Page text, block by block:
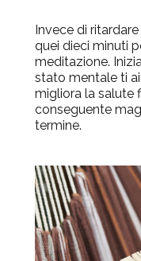
Invece di ritardare
quei dieci minuti
meditazione.
stato mentale ti
migliora la salute
conseguente
termine.